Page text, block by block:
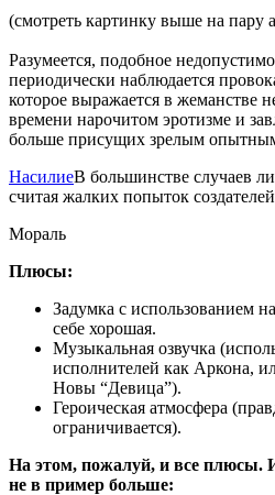
(смотреть картинку выше на пару
Разумеется, подобное
периодически наблюдается
которое выражается в жеманстве
времени нарочитом эротизме и
больше присущих зрелым
НасилиеВ большинстве случаев
считая жалких попыток
Мораль
Плюсы:
Задумка с использованием
себе хорошая.
Музыкальная озвучка
исполнителей как Аркона,
Новы “Девица”).
Героическая атмосфера
ограничивается).
На этом, пожалуй, и все плюсы.
не в пример больше: